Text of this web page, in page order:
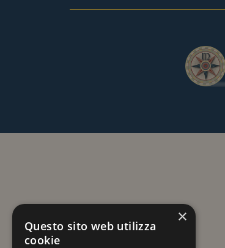
×
Questo sito web utilizza
cookie